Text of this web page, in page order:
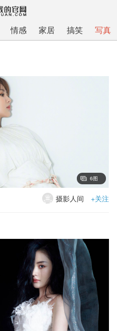
情感 家居 搞笑 写真
6图
+关注
摄影人间